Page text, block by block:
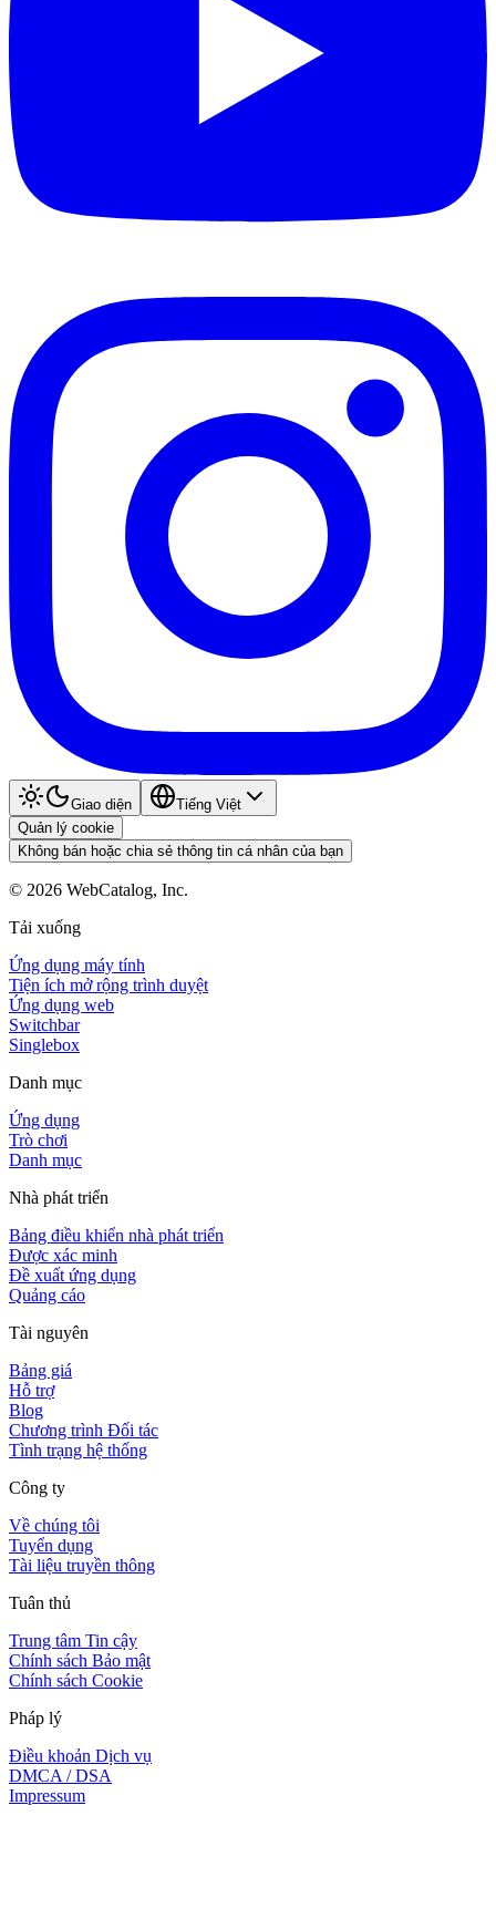
Giao diện
Tiếng Việt
Quản lý cookie
Không bán hoặc chia sẻ thông tin cá nhân của bạn
© 2026 WebCatalog, Inc.
Tải xuống
Ứng dụng máy tính
Tiện ích mở rộng trình duyệt
Ứng dụng web
Switchbar
Singlebox
Danh mục
Ứng dụng
Trò chơi
Danh mục
Nhà phát triển
Bảng điều khiển nhà phát triển
Được xác minh
Đề xuất ứng dụng
Quảng cáo
Tài nguyên
Bảng giá
Hỗ trợ
Blog
Chương trình Đối tác
Tình trạng hệ thống
Công ty
Về chúng tôi
Tuyển dụng
Tài liệu truyền thông
Tuân thủ
Trung tâm Tin cậy
Chính sách Bảo mật
Chính sách Cookie
Pháp lý
Điều khoản Dịch vụ
DMCA / DSA
Impressum